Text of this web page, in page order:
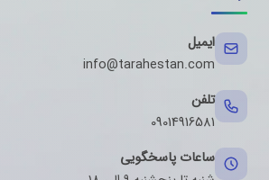
ایمیل
info@tarahestan.com
تلفن
09014916581
ساعات پاسخگویی